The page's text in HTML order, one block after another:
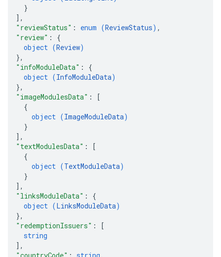
}
] ,
"reviewStatus" : enum (ReviewStatus) ,
"review" : {
object (Review)
},
"infoModuleData" : {
object (InfoModuleData)
},
"imageModulesData" :
[
{
object (ImageModuleData)
}
] ,
"textModulesData" :
[
{
object (TextModuleData)
}
] ,
"linksModuleData" : {
object (LinksModuleData)
},
"redemptionIssuers" :
[
string
] ,